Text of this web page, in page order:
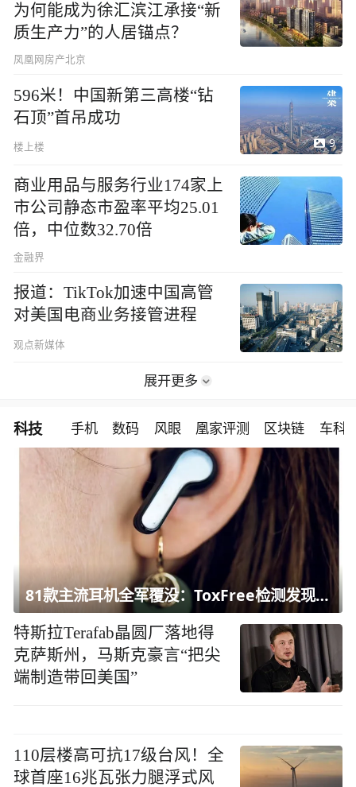
为何能成为徐汇滨江承接“新
质生产力”的人居锚点？
凤凰网房产北京
596米！中国新第三高楼“钻
石顶”首吊成功
楼上楼 9
商业用品与服务行业174家上
市公司静态市盈率平均25.01
倍，中位数32.70倍
金融界
报道：TikTok加速中国高管
对美国电商业务接管进程
观点新媒体
展开更多
科技 手机 数码 风眼 凰家评测 区块链 车科
81款主流耳机全军覆没：ToxFree检测发现均含对人体有害化学物质
特斯拉Terafab晶圆厂落地得
克萨斯州，马斯克豪言“把尖
端制造带回美国”
110层楼高可抗17级台风！全
球首座16兆瓦张力腿浮式风